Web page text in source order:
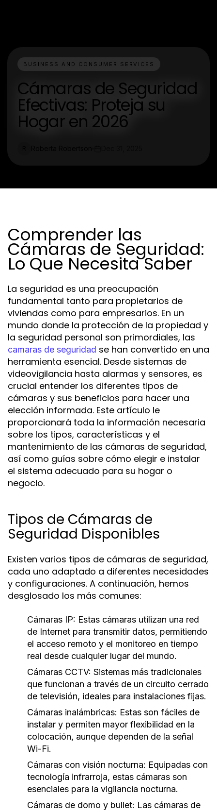
BUSINESS AND CONSUMER SERVICES
Cámaras de Seguridad
Efectivas: Proteja su
Hogar en 2026
Comprender las
Cámaras de Seguridad:
Lo Que Necesita Saber
La seguridad es una preocupación
fundamental tanto para propietarios de
viviendas como para empresarios. En un
mundo donde la protección de la propiedad y
la seguridad personal son primordiales, las
camaras de seguridad se han convertido en una
herramienta esencial. Desde sistemas de
videovigilancia hasta alarmas y sensores, es
crucial entender los diferentes tipos de
cámaras y sus beneficios para hacer una
elección informada. Este artículo le
proporcionará toda la información necesaria
sobre los tipos, características y el
mantenimiento de las cámaras de seguridad,
así como guías sobre cómo elegir e instalar
el sistema adecuado para su hogar o
negocio.
Tipos de Cámaras de
Seguridad Disponibles
Existen varios tipos de cámaras de seguridad,
cada uno adaptado a diferentes necesidades
y configuraciones. A continuación, hemos
desglosado los más comunes:
Cámaras IP: Estas cámaras utilizan una red
de Internet para transmitir datos, permitiendo
el acceso remoto y el monitoreo en tiempo
real desde cualquier lugar del mundo.
Cámaras CCTV: Sistemas más tradicionales
que funcionan a través de un circuito cerrado
de televisión, ideales para instalaciones fijas.
Cámaras inalámbricas: Estas son fáciles de
instalar y permiten mayor flexibilidad en la
colocación, aunque dependen de la señal
Wi-Fi.
Cámaras con visión nocturna: Equipadas con
tecnología infrarroja, estas cámaras son
esenciales para la vigilancia nocturna.
Cámaras de domo y bullet: Las cámaras de